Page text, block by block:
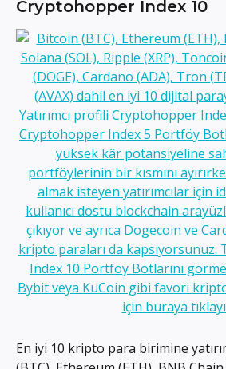
Cryptohopper Index 10
En iyi 10 kripto para birimine